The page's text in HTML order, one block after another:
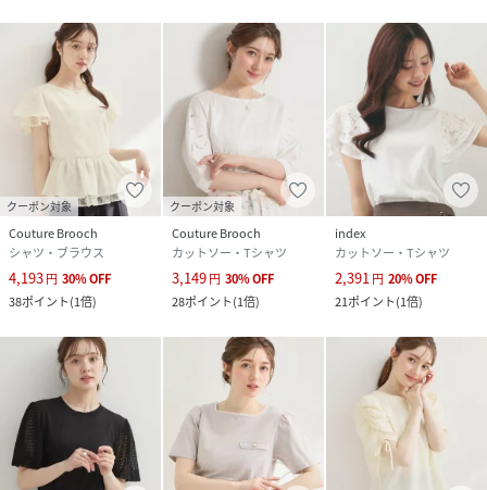
クーポン対象
Couture Brooch
シャツ・ブラウス
4,193円 30%OFF
38ポイント(1倍)
クーポン対象
Couture Brooch
カットソー・Tシャツ
3,149円 30%OFF
28ポイント(1倍)
index
カットソー・Tシャツ
2,391 円 20%OFF
21ポイント(1倍)